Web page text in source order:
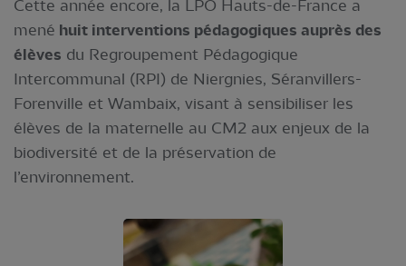
Cette année encore, la LPO Hauts-de-France a
mené huit interventions pédagogiques auprès des
élèves du Regroupement Pédagogique
Intercommunal (RPI) de Niergnies, Séranvillers-
Forenville et Wambaix, visant à sensibiliser les
élèves de la maternelle au CM2 aux enjeux de la
biodiversité et de la préservation de
l’environnement.